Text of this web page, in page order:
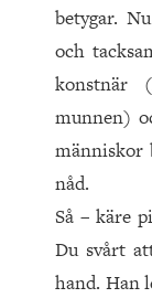
betygar.
och
konstnär
munnen)
människor
nåd.
Så – käre
Du svårt
hand. Han